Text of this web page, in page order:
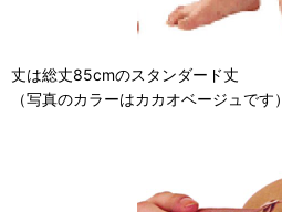
丈は総丈85cmのスタンダード丈
（写真のカラーはカカオベージュです）